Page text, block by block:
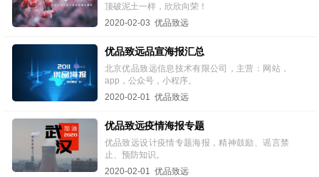
顶破泥土一样，欣欣向荣！
2020-02-03 优品致远
优品致远品宣海报汇总
北京优品致远信息技术有限公司，主营：网站，
app，公众号，小程序。
2020-02-01 优品致远
优品致远疫情海报专题
优品致远设计疫情专题海报，精神鼓励、谣言禁
止、预防知识。
2020-02-01 优品致远